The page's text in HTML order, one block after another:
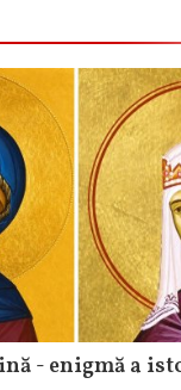
- enigmă a